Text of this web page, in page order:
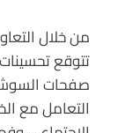
من خلال
تتوقع
صفحات
التعامل مع